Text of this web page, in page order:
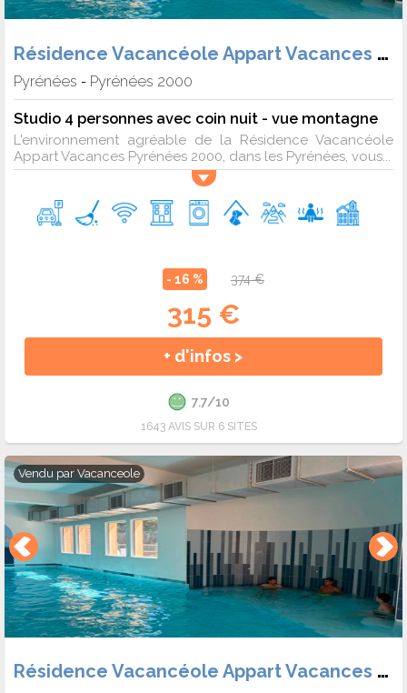
Résidence Vacancéole Appart Vacances Pyrénées 2000
Pyrénées - Pyrénées 2000
Studio 4 personnes avec coin nuit - vue montagne
L'environnement agréable de la Résidence Vacancéole
Appart Vacances Pyrénées 2000, dans les Pyrénées, vous...
- 16 % 374 €
315 €
+ d'infos >
7.7/10
1643 AVIS SUR 6 SITES
Vendu par Vacanceole
Résidence Vacancéole Appart Vacances Pyrénées 2000